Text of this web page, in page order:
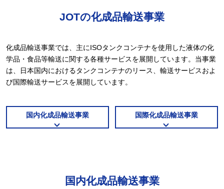
JOTの化成品輸送事業
化成品輸送事業では、主にISOタンクコンテナを使用した液体の化
学品・食品等輸送に関する各種サービスを展開しています。当事業
は、日本国内におけるタンクコンテナのリース、輸送サービスおよ
び国際輸送サービスを展開しています。
国内化成品輸送事業 国際化成品輸送事業
国内化成品輸送事業